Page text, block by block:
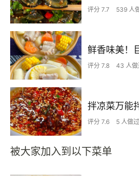
评分 7.7 539 人
评分 7.8 43 人做
拌凉菜万能
评分 7.6 5 人做过
被大家加入到以下菜单